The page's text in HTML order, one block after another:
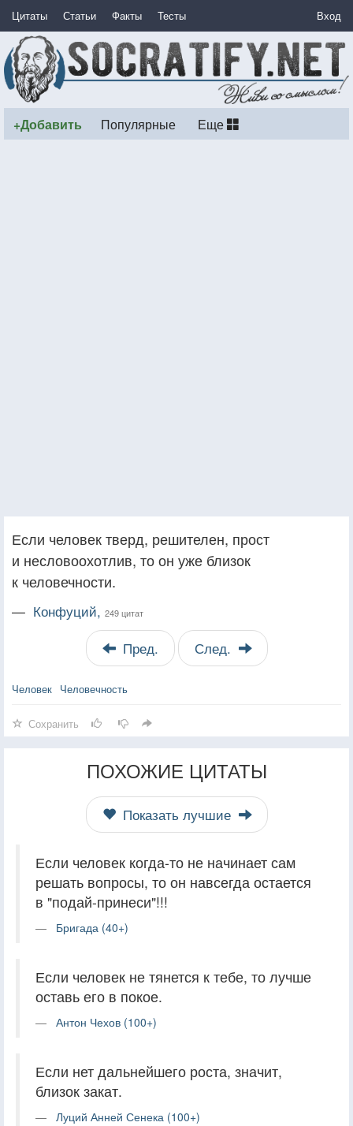
Цитаты Статьи Факты Тесты Вход
+Добавить Популярные Еще
Если человек тверд, решителен, прост
и несловоохотлив, то он уже близок
к человечности.
— Конфуций, 249 цитат
Пред. След.
Человек Человечность
Сохранить
ПОХОЖИЕ ЦИТАТЫ
Показать лучшие
Если человек когда-то не начинает сам
решать вопросы, то он навсегда остается
в "подай-принеси"!!!
Бригада (40+)
Если человек не тянется к тебе, то лучше
оставь его в покое.
Антон Чехов (100+)
Если нет дальнейшего роста, значит,
близок закат.
Луций Анней Сенека (100+)